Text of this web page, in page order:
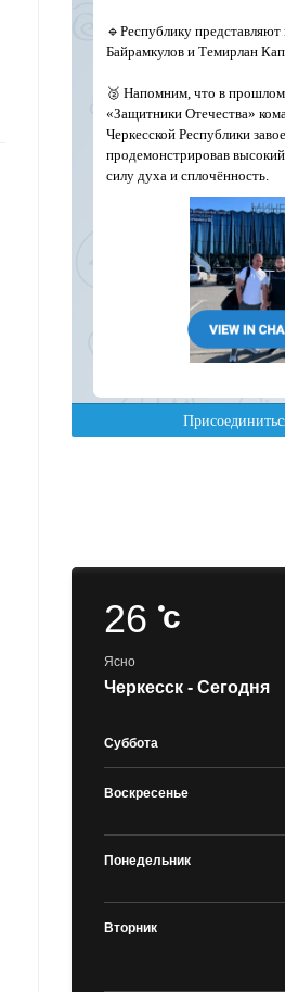
26c
Ясно
Черкесск - Сегодня
Суббота
Воскресенье
Понедельник
Вторник